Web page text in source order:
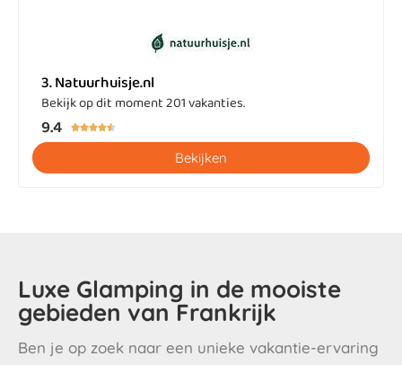
3. Natuurhuisje.nl
Bekijk op dit moment 201 vakanties.
9.4 
Bekijken
Luxe Glamping in de mooiste
gebieden van Frankrijk
Ben je op zoek naar een unieke vakantie-ervaring